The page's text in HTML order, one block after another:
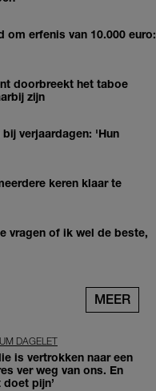
om erfenis van 10.000 euro:
doorbreekt het taboe
zijn
verjaardagen: 'Hun
keren klaar te
vragen of ik wel de beste,
MEER
DAGELET
is vertrokken naar een
ver weg van ons. En
doet pijn’